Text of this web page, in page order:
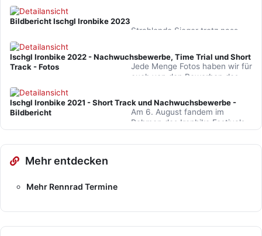
und den Kinder- und…
Bildbericht Ischgl Ironbike 2023
Strahlende Sieger trotz nass-
MTB-Marathons Europas…
Ischgl Ironbike 2022 - Nachwuchsbewerbe, Time Trial und Short
Track - Fotos
Jede Menge Fotos haben wir für
euch von den Bewerben des
Donnerstag und Freitag…
Ischgl Ironbike 2021 - Short Track und Nachwuchsbewerbe -
Bildbericht
Am 6. August fandem im
Rahmen des Ironbike Festivals
2021 die Kinder- und
Jugendbewerbe statt. Am
Mehr entdecken
Mehr Rennrad Termine